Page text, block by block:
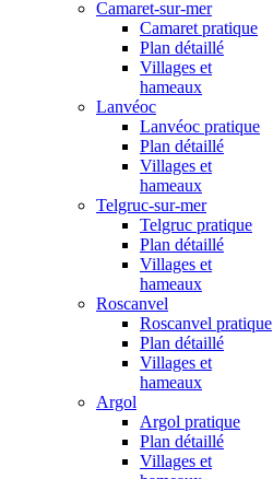
Camaret-sur-mer
Camaret pratique
Plan détaillé
Villages et
hameaux
Lanvéoc
Lanvéoc pratique
Plan détaillé
Villages et
hameaux
Telgruc-sur-mer
Telgruc pratique
Plan détaillé
Villages et
hameaux
Roscanvel
Roscanvel pratique
Plan détaillé
Villages et
hameaux
Argol
Argol pratique
Plan détaillé
Villages et